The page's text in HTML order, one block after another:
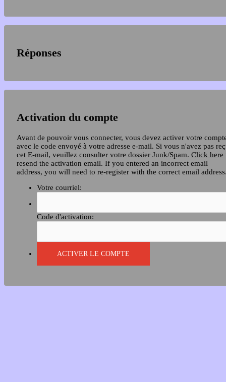
Réponses
Activation du compte
Avant de pouvoir vous connecter, vous devez activer votre
avec le code envoyé à votre adresse e-mail. Si vous n'avez pas
cet E-mail, veuillez consulter votre dossier Junk/Spam. Click here
resend the activation email. If you entered an incorrect email
address, you will need to re-register with the correct email
Votre courriel:
Code d'activation: